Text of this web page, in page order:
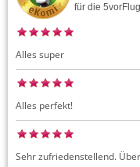
für die 5vorFlug
Alles super
Alles perfekt!
Sehr zufriedenstellend.